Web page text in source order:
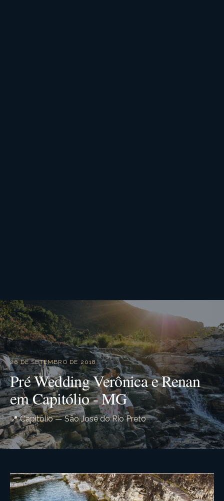
26 DE SETEMBRO DE 2018
Pré Wedding Verônica e Renan
em Capitólio - MG
📍 Capitólio — São José do Rio Preto